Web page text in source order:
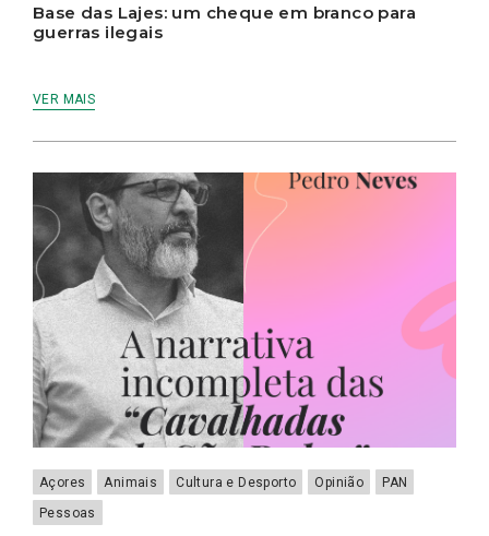
Base das Lajes: um cheque em branco para
guerras ilegais
VER MAIS
Açores Animais Cultura e Desporto Opinião
PAN
Pessoas